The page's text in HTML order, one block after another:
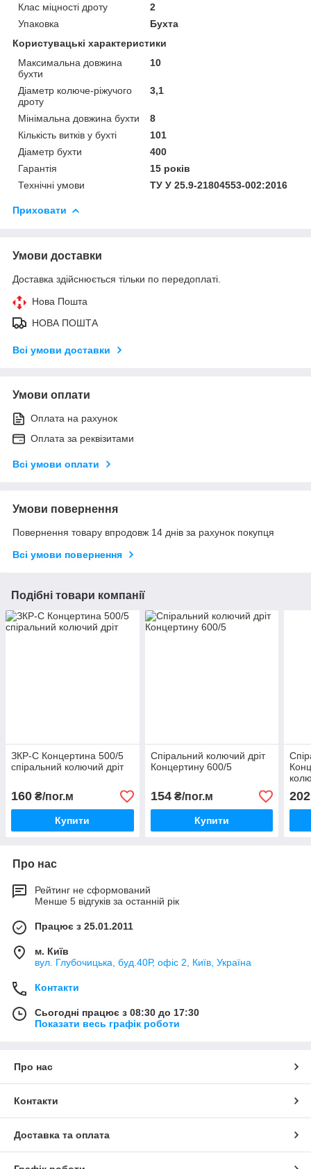
Клас міцності дроту
2
Упаковка
Бухта
Користувацькі характеристики
Максимальна довжина
бухти
10
Діаметр колюче-ріжучого
дроту
3,1
Мінімальна довжина бухти
8
Кількість витків у бухті
101
Діаметр бухти
400
Гарантія
15 років
Технічні умови
ТУ У 25.9-21804553-002:2016
Приховати
Умови доставки
Доставка здійснюється тільки по передоплаті.
Нова Пошта
НОВА ПОШТА
Всі умови доставки
Умови оплати
Оплата на рахунок
Оплата за реквізитами
Всі умови оплати
Умови повернення
Повернення товару впродовж 14 днів за рахунок покупця
Всі умови повернення
Подібні товари компанії
ЗКР-С Концертина 500/5
спіральний колючий дріт
160 ₴/пог.м
Купити
Спіральний колючий дріт
Концертину 600/5
154₴/пог.м
Купити
202
Про нас
Рейтинг не сформований
Менше 5 відгуків за останній рік
Працює з 25.01.2011
м. Київ
вул. Глубочицька, буд.40Р, офіс 2, Київ, Україна
Контакти
Сьогодні працює з 08:30 до 17:30
Показати весь графік роботи
Про нас
Контакти
Доставка та оплата